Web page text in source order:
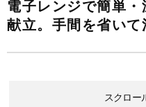
電子レンジで簡単
献立。手間を省いて
スクロー